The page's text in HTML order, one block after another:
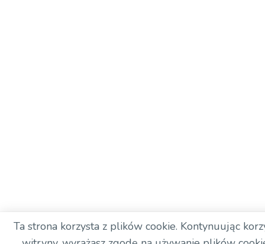
Ta strona korzysta z plików cookie. Kontynuując